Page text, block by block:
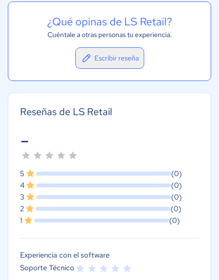
¿Qué opinas de LS Retail?
Cuéntale a otras personas tu experiencia.
Escribir reseña
Reseñas de LS Retail
-
5
(0)
4
(0)
3
(0)
2
(0)
1
(0)
Experiencia con el software
Soporte Técnico